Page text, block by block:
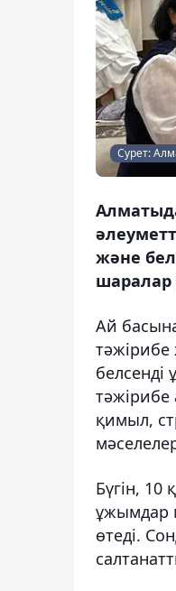
Сурет:
және
шаралар
Ай
тәжірибе
қимыл,
Бүгін, 10
ұжымдар
өтеді.